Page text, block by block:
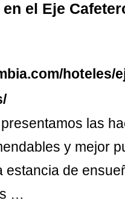
el Eje
hoteles/
las
y mejor
estancia de
…